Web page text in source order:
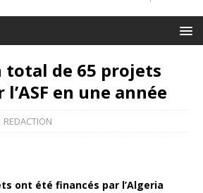
total de 65 projets
en une année
REDACTION
ont été financés par l’Algeria